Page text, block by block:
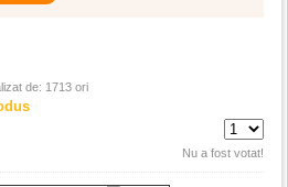
de: 1713 ori
Nu a fost votat!